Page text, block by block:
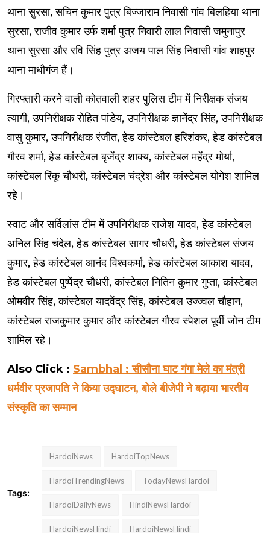
थाना सुरसा, सचिन कुमार पुत्र बिज्जाराम निवासी गांव बिलहिया थाना
सुरसा, राजीव कुमार उर्फ शर्मा पुत्र निवारी लाल निवासी जमुनापुर
थाना सुरसा और रवि सिंह पुत्र अजय पाल सिंह निवासी गांव शाहपुर
थाना माधौगंज हैं।
गिरफ्तारी करने वाली कोतवाली शहर पुलिस टीम में निरीक्षक संजय
त्यागी, उपनिरीक्षक रोहित पांडेय, उपनिरीक्षक ज्ञानेंद्र सिंह, उपनिरीक्षक
वासु कुमार, उपनिरीक्षक रंजीत, हेड कांस्टेबल हरिशंकर, हेड कांस्टेबल
गौरव शर्मा, हेड कांस्टेबल बृजेंद्र शाक्य, कांस्टेबल महेंद्र मोर्या,
कांस्टेबल रिंकू चौधरी, कांस्टेबल चंद्रेश और कांस्टेबल योगेश शामिल
रहे।
स्वाट और सर्विलांस टीम में उपनिरीक्षक राजेश यादव, हेड कांस्टेबल
अनिल सिंह चंदेल, हेड कांस्टेबल सागर चौधरी, हेड कांस्टेबल संजय
कुमार, हेड कांस्टेबल आनंद विश्वकर्मा, हेड कांस्टेबल आकाश यादव,
हेड कांस्टेबल पुष्पेंद्र चौधरी, कांस्टेबल नितिन कुमार गुप्ता, कांस्टेबल
ओमवीर सिंह, कांस्टेबल यादवेंद्र सिंह, कांस्टेबल उज्ज्वल चौहान,
कांस्टेबल राजकुमार कुमार और कांस्टेबल गौरव स्पेशल पूर्वी जोन टीम
शामिल रहे।
Also Click : Sambhal : सीसौना घाट गंगा मेले का मंत्री
धर्मवीर प्रजापति ने किया उद्घाटन, बोले बीजेपी ने बढ़ाया भारतीय
संस्कृति का सम्मान
Tags:
HardoiNews HardoiTopNews
HardoiTrendingNews TodayNewsHardoi
HardoiDailyNews HindiNewsHardoi
HardoiNewsHindi HardoiNewsHindi